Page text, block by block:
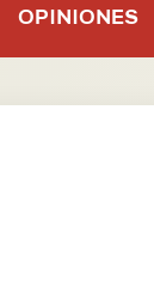
OPINIONES